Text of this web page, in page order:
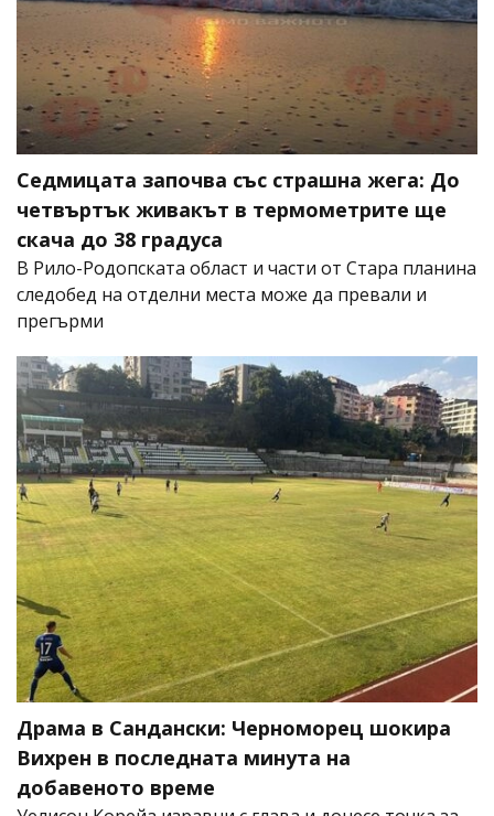
Седмицата започва със страшна жега: До
четвъртък живакът в термометрите ще
скача до 38 градуса
В Рило-Родопската област и части от Стара планина
следобед на отделни места може да превали и
прегърми
Драма в Сандански: Черноморец шокира
Вихрен в последната минута на
добавеното време